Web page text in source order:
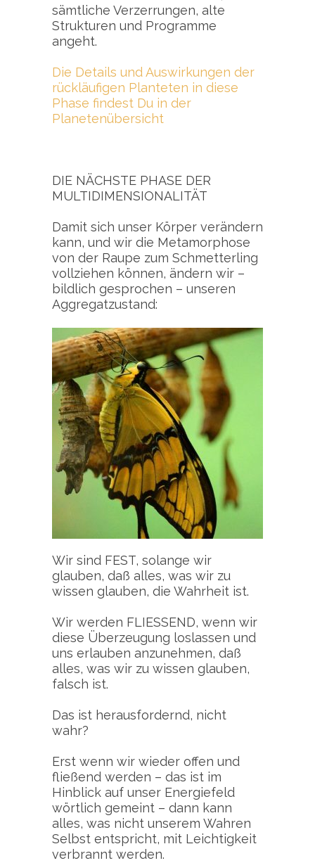
sämtliche Verzerrungen, alte
Strukturen und Programme
angeht.
Die Details und Auswirkungen der
rückläufigen Planteten in diese
Phase findest Du in der
Planetenübersicht
DIE NÄCHSTE PHASE DER
MULTIDIMENSIONALITÄT
Damit sich unser Körper verändern
kann, und wir die Metamorphose
von der Raupe zum Schmetterling
vollziehen können, ändern wir –
bildlich gesprochen – unseren
Aggregatzustand:
Wir sind FEST, solange wir
glauben, daß alles, was wir zu
wissen glauben, die Wahrheit ist.
Wir werden FLIESSEND, wenn wir
diese Überzeugung loslassen und
uns erlauben anzunehmen, daß
alles, was wir zu wissen glauben,
falsch ist.
Das ist herausfordernd, nicht
wahr?
Erst wenn wir wieder offen und
fließend werden – das ist im
Hinblick auf unser Energiefeld
wörtlich gemeint – dann kann
alles, was nicht unserem Wahren
Selbst entspricht, mit Leichtigkeit
verbrannt werden.